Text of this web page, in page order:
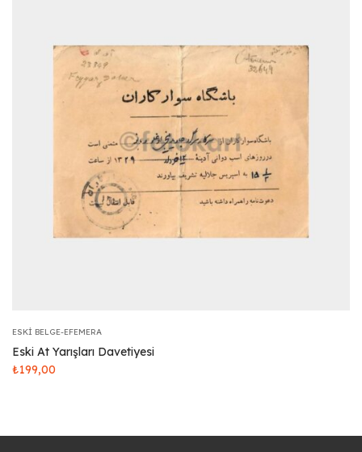
ESKI BELGE-EFEMERA
Eski At Yarışları Davetiyesi
₺199,00